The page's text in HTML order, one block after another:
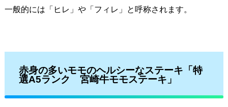
一般的には「ヒレ」や「フィレ」と呼称されます。
赤身の多いモモのヘルシーなステーキ「特
選A5ランク 宮崎牛モモステーキ」